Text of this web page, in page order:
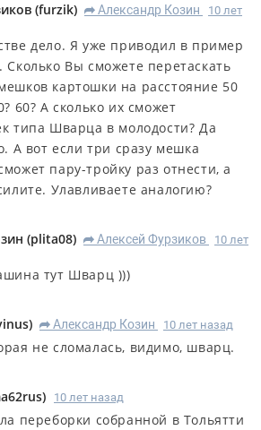
(furzik) R Александр Козин
10 лет
дело. Я уже приводил в пример
Вы сможете перетаскать
картошки на расстояние 50
60? А сколько их сможет
типа Шварца в молодости? Да
А вот если три сразу мешка
пару-тройку раз отнести, а
Улавливаете аналогию?
(plita08) R Алексей Фурзиков
10 лет
тут Шварц )))
) R Александр Козин 10 лет назад
не сломалась, видимо, шварц.
) 10 лет назад
переборки собранной в Тольятти